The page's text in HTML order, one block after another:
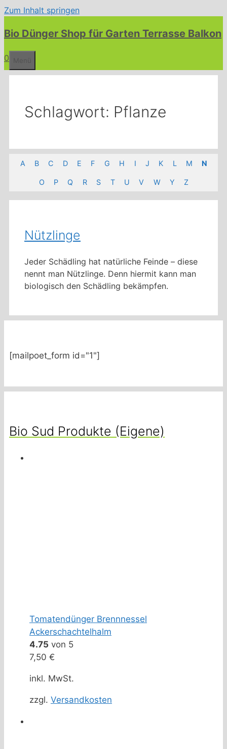
Zum Inhalt springen
Bio Dünger Shop für Garten Terrasse Balkon
0
Schlagwort: Pflanze
A B C D E F G H I J K L M N
O P Q R S T U V W Y Z
Nützlinge
Jeder Schädling hat natürliche Feinde – diese
nennt man Nützlinge. Denn hiermit kann man
biologisch den Schädling bekämpfen.
[mailpoet_form id="1"]
Bio Sud Produkte (Eigene)
Tomatendünger Brennnessel
Ackerschachtelhalm
4.75 von 5
7,50 €
inkl. MwSt.
zzgl. Versandkosten